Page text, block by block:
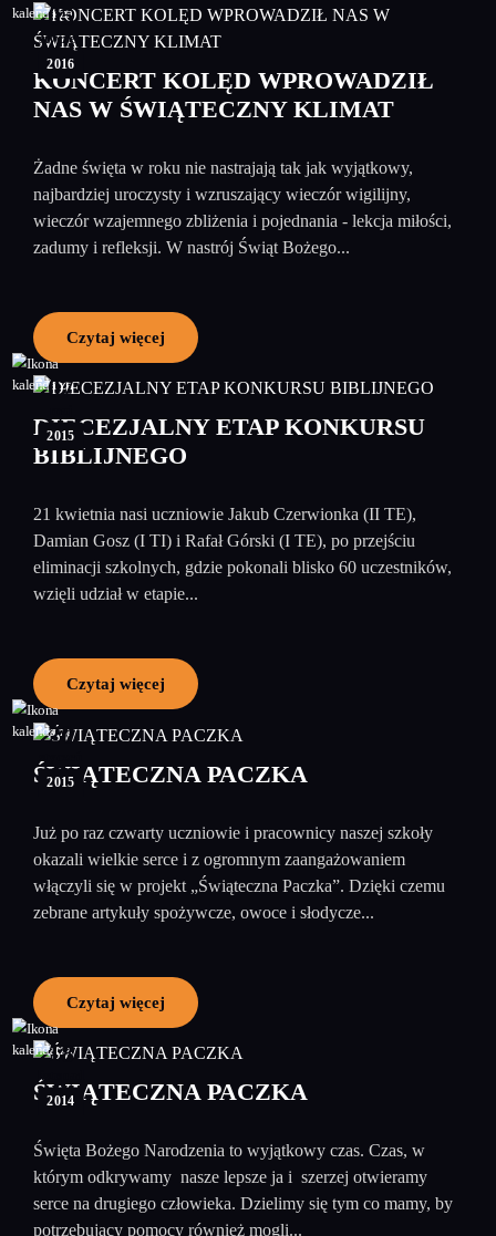
05
styczeń
2016
KONCERT KOLĘD WPROWADZIŁ
NAS W ŚWIĄTECZNY KLIMAT
Żadne święta w roku nie nastrajają tak jak wyjątkowy,
najbardziej uroczysty i wzruszający wieczór wigilijny,
wieczór wzajemnego zbliżenia i pojednania - lekcja miłości,
zadumy i refleksji. W nastrój Świąt Bożego...
Czytaj więcej
07
2015
DIECEZJALNY ETAP KONKURSU
BIBLIJNEGO
21 kwietnia nasi uczniowie Jakub Czerwionka (II TE),
Damian Gosz (I TI) i Rafał Górski (I TE), po przejściu
eliminacji szkolnych, gdzie pokonali blisko 60 uczestników,
wzięli udział w etapie...
Czytaj więcej
20
2015
ŚWIĄTECZNA PACZKA
Już po raz czwarty uczniowie i pracownicy naszej szkoły
okazali wielkie serce i z ogromnym zaangażowaniem
włączyli się w projekt „Świąteczna Paczka”. Dzięki czemu
zebrane artykuły spożywcze, owoce i słodycze...
Czytaj więcej
18
2014
ŚWIĄTECZNA PACZKA
Święta Bożego Narodzenia to wyjątkowy czas. Czas, w
którym odkrywamy nasze lepsze ja i szerzej otwieramy
serce na drugiego człowieka. Dzielimy się tym co mamy, by
potrzebujący pomocy również mogli...